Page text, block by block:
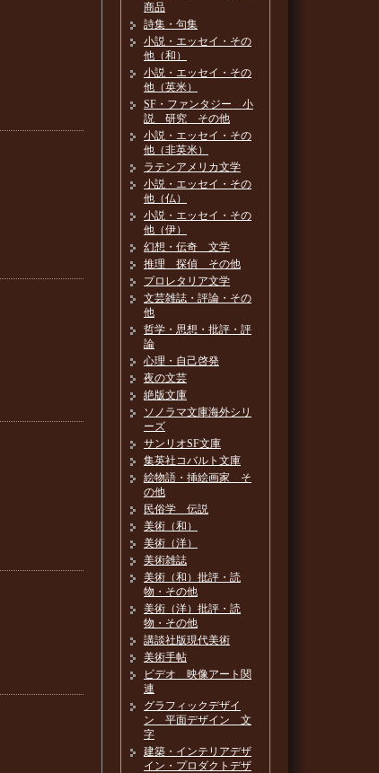
商品
詩集・句集
小説・エッセイ・その
他（和）
小説・エッセイ・その
他（英米）
SF・ファンタジー 小
説 研究 その他
小説・エッセイ・その
他（非英米）
ラテンアメリカ文学
小説・エッセイ・その
他（仏）
小説・エッセイ・その
他（伊）
幻想・伝奇 文学
推理 探偵 その他
プロレタリア文学
文芸雑誌・評論・その
他
哲学・思想・批評・評
論
心理・自己啓発
夜の文芸
絶版文庫
ソノラマ文庫海外シリ
ーズ
サンリオSF文庫
集英社コバルト文庫
絵物語・挿絵画家 そ
の他
民俗学 伝説
美術（和）
美術（洋）
美術雑誌
美術（和）批評・読
物・その他
美術（洋）批評・読
物・その他
講談社版現代美術
美術手帖
ビデオ 映像アート関
連
グラフィックデザイ
ン 平面デザイン 文
字
建築・インテリアデザ
イン・プロダクトデザ